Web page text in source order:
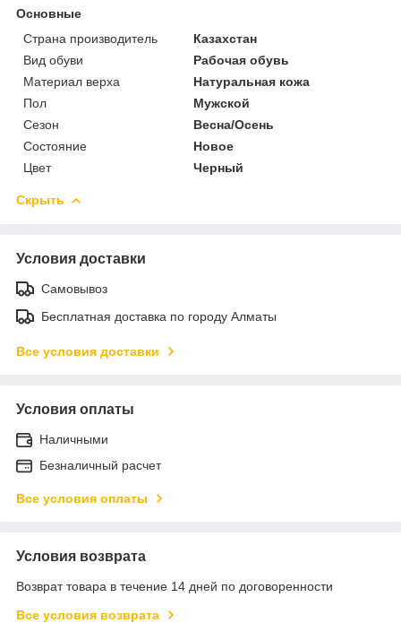
Основные
Страна производитель
Казахстан
Вид обуви
Рабочая обувь
Материал верха
Натуральная кожа
Пол
Мужской
Сезон
Весна/Осень
Состояние
Новое
Цвет
Черный
Скрыть
Условия доставки
Самовывоз
Бесплатная доставка по городу Алматы
Все условия доставки
Условия оплаты
Наличными
Безналичный расчет
Все условия оплаты
Условия возврата
Возврат товара в течение 14 дней по договоренности
Все условия возврата